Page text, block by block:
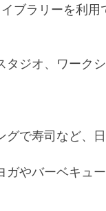
ブラリーを利用
タジオ、ワーク
で寿司など、
やバーベキュー